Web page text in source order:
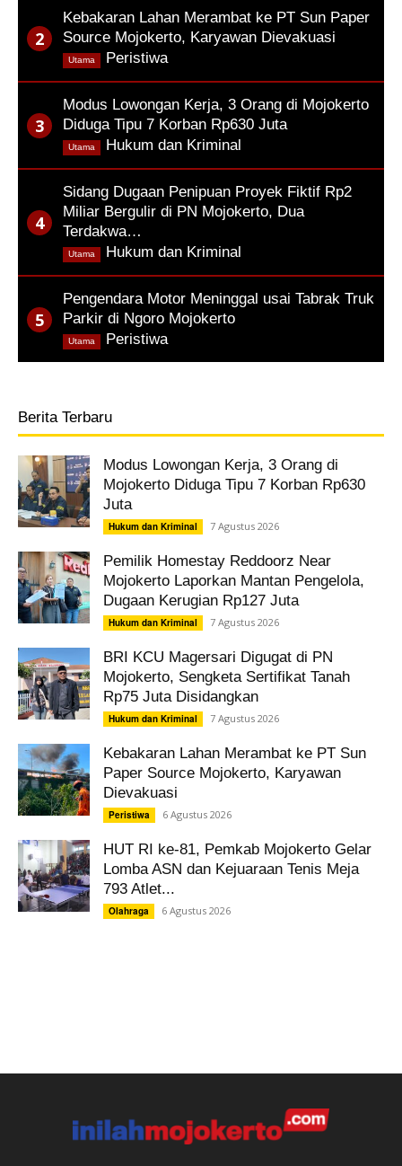
Kebakaran Lahan Merambat ke PT Sun Paper
Source Mojokerto, Karyawan Dievakuasi
Peristiwa,
Utama
Modus Lowongan Kerja, 3 Orang di Mojokerto
Diduga Tipu 7 Korban Rp630 Juta
Hukum dan Kriminal
Utama
Sidang Dugaan Penipuan Proyek Fiktif Rp2
Miliar Bergulir di PN Mojokerto, Dua
Terdakwa…
Hukum dan Kriminal
Utama
Pengendara Motor Meninggal usai Tabrak Truk
Parkir di Ngoro Mojokerto
Peristiwa,
Utama
Berita Terbaru
Modus Lowongan Kerja, 3 Orang di
Mojokerto Diduga Tipu 7 Korban Rp630
Juta
Hukum dan Kriminal 7 Agustus 2026
Pemilik Homestay Reddoorz Near
Mojokerto Laporkan Mantan Pengelola,
Dugaan Kerugian Rp127 Juta
Hukum dan Kriminal 7 Agustus 2026
BRI KCU Magersari Digugat di PN
Mojokerto, Sengketa Sertifikat Tanah
Rp75 Juta Disidangkan
Hukum dan Kriminal 7 Agustus 2026
Kebakaran Lahan Merambat ke PT Sun
Paper Source Mojokerto, Karyawan
Dievakuasi
Peristiwa 6 Agustus 2026
HUT RI ke-81, Pemkab Mojokerto Gelar
Lomba ASN dan Kejuaraan Tenis Meja
793 Atlet...
Olahraga 6 Agustus 2026